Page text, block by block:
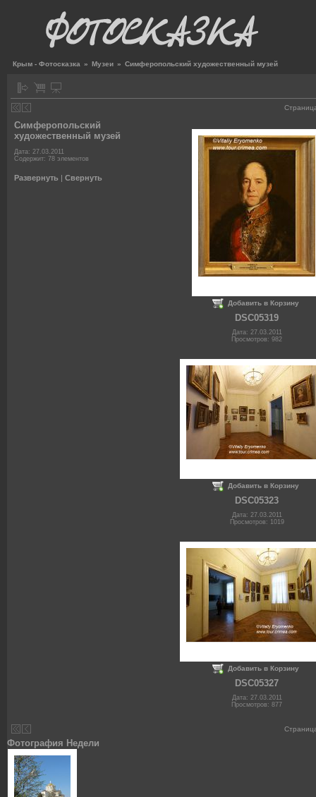
Крым - Фотосказка » Музеи » Симферопольский художественный музей
Симферопольский
художественный музей
Дата: 27.03.2011
Содержит: 78 элементов
Развернуть Свернуть
Добавить в Корзину
DSC05319
Дата: 27.03.2011
Просмотров: 982
Добавить в Корзину
DSC05323
Дата: 27.03.2011
Просмотров: 1019
Добавить в Корзину
DSC05327
Дата: 27.03.2011
Просмотров: 877
Фотография Недели